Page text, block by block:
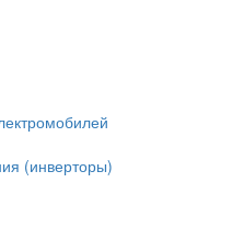
(инверторы)